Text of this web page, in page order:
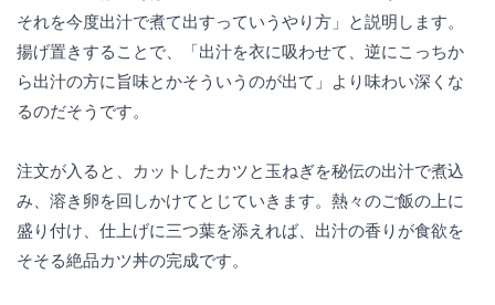
それを今度出汁で煮て出すっていうやり方」と説明します。
揚げ置きすることで、「出汁を衣に吸わせて、逆にこっちか
ら出汁の方に旨味とかそういうのが出て」より味わい深くな
るのだそうです。
注文が入ると、カットしたカツと玉ねぎを秘伝の出汁で煮込
み、溶き卵を回しかけてとじていきます。熱々のご飯の上に
盛り付け、仕上げに三つ葉を添えれば、出汁の香りが食欲を
そそる絶品カツ丼の完成です。